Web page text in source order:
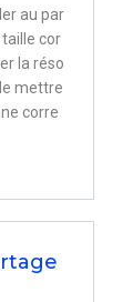
au par
cor
la réso
mettre
corre